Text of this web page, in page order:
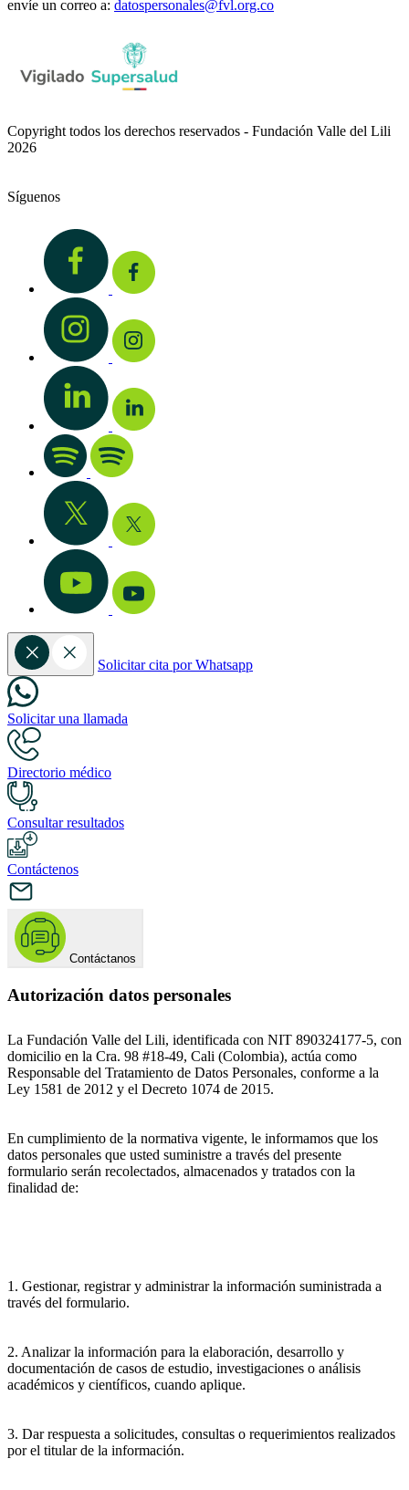
envíe un correo a: datospersonales@fvl.org.co
Copyright todos los derechos reservados - Fundación Valle del Lili
2026
Síguenos
Solicitar cita por Whatsapp
Solicitar una llamada
Directorio médico
Consultar resultados
Contáctenos
Contáctanos
Autorización datos personales
La Fundación Valle del Lili, identificada con NIT 890324177-5, con
domicilio en la Cra. 98 #18-49, Cali (Colombia), actúa como
Responsable del Tratamiento de Datos Personales, conforme a la
Ley 1581 de 2012 y el Decreto 1074 de 2015.
En cumplimiento de la normativa vigente, le informamos que los
datos personales que usted suministre a través del presente
formulario serán recolectados, almacenados y tratados con la
finalidad de:
1. Gestionar, registrar y administrar la información suministrada a
través del formulario.
2. Analizar la información para la elaboración, desarrollo y
documentación de casos de estudio, investigaciones o análisis
académicos y científicos, cuando aplique.
3. Dar respuesta a solicitudes, consultas o requerimientos realizados
por el titular de la información.